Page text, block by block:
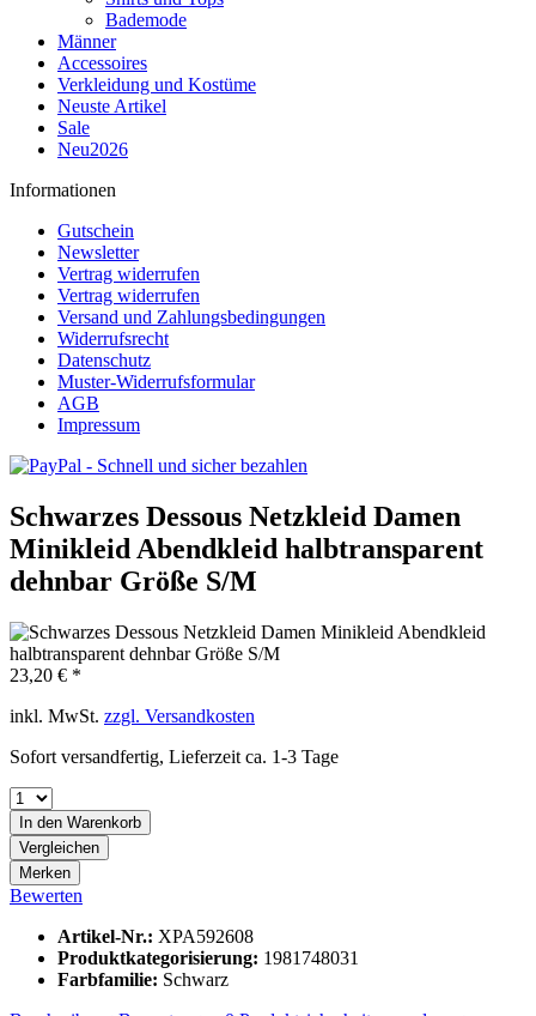
Bademode
Männer
Accessoires
Verkleidung und Kostüme
Neuste Artikel
Sale
Neu2026
Informationen
Gutschein
Newsletter
Vertrag widerrufen
Vertrag widerrufen
Versand und Zahlungsbedingungen
Widerrufsrecht
Datenschutz
Muster-Widerrufsformular
AGB
Impressum
Schwarzes Dessous Netzkleid Damen
Minikleid Abendkleid halbtransparent
dehnbar Größe S/M
23,20 € *
inkl. MwSt. zzgl. Versandkosten
Sofort versandfertig, Lieferzeit ca. 1-3 Tage
In den Warenkorb
Vergleichen
Merken
Bewerten
Artikel-Nr.: XPA592608
Produktkategorisierung: 1981748031
Farbfamilie: Schwarz